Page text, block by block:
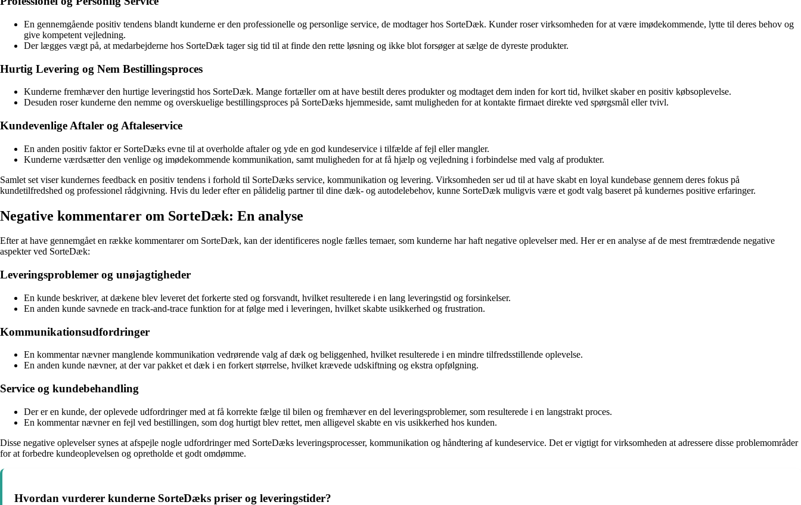
En gennemgående positiv tendens blandt kunderne er den professionelle og personlige service, de modtager hos SorteDæk. Kunder roser virksomheden for at være imødekommende, lytte til deres behov og
give kompetent vejledning.
Der lægges vægt på, at medarbejderne hos SorteDæk tager sig tid til at finde den rette løsning og ikke blot forsøger at sælge de dyreste produkter.
Hurtig Levering og Nem Bestillingsproces
Kunderne fremhæver den hurtige leveringstid hos SorteDæk. Mange fortæller om at have bestilt deres produkter og modtaget dem inden for kort tid, hvilket skaber en positiv købsoplevelse.
Desuden roser kunderne den nemme og overskuelige bestillingsproces på SorteDæks hjemmeside, samt muligheden for at kontakte firmaet direkte ved spørgsmål eller tvivl.
Kundevenlige Aftaler og Aftaleservice
En anden positiv faktor er SorteDæks evne til at overholde aftaler og yde en god kundeservice i tilfælde af fejl eller mangler.
Kunderne værdsætter den venlige og imødekommende kommunikation, samt muligheden for at få hjælp og vejledning i forbindelse med valg af produkter.
Samlet set viser kundernes feedback en positiv tendens i forhold til SorteDæks service, kommunikation og levering. Virksomheden ser ud til at have skabt en loyal kundebase gennem deres fokus på
kundetilfredshed og professionel rådgivning. Hvis du leder efter en pålidelig partner til dine dæk- og autodelebehov, kunne SorteDæk muligvis være et godt valg baseret på kundernes positive erfaringer.
Negative kommentarer om SorteDæk: En analyse
Efter at have gennemgået en række kommentarer om SorteDæk, kan der identificeres nogle fælles temaer, som kunderne har haft negative oplevelser med. Her er en analyse af de mest fremtrædende negative
aspekter ved SorteDæk:
Leveringsproblemer og unøjagtigheder
En kunde beskriver, at dækene blev leveret det forkerte sted og forsvandt, hvilket resulterede i en lang leveringstid og forsinkelser.
En anden kunde savnede en track-and-trace funktion for at følge med i leveringen, hvilket skabte usikkerhed og frustration.
Kommunikationsudfordringer
En kommentar nævner manglende kommunikation vedrørende valg af dæk og beliggenhed, hvilket resulterede i en mindre tilfredsstillende oplevelse.
En anden kunde nævner, at der var pakket et dæk i en forkert størrelse, hvilket krævede udskiftning og ekstra opfølgning.
Service og kundebehandling
Der er en kunde, der oplevede udfordringer med at få korrekte fælge til bilen og fremhæver en del leveringsproblemer, som resulterede i en langstrakt proces.
En kommentar nævner en fejl ved bestillingen, som dog hurtigt blev rettet, men alligevel skabte en vis usikkerhed hos kunden.
Disse negative oplevelser synes at afspejle nogle udfordringer med SorteDæks leveringsprocesser, kommunikation og håndtering af kundeservice. Det er vigtigt for virksomheden at adressere disse problemområder
for at forbedre kundeoplevelsen og opretholde et godt omdømme.
Hvordan vurderer kunderne SorteDæks priser og leveringstider?